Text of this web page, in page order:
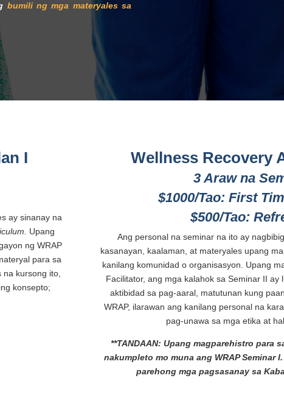
bumili ng mga materyales sa
I
ay sinanay na
Upang
ng WRAP
para sa
kursong ito,
konsepto;
Wellness Recovery
3 Araw na
$1000/Tao: First
$500/Tao:
Ang personal na seminar na ito ay
kasanayan, kaalaman, at materyales upang
kanilang komunidad o organisasyon. Upang
Facilitator, ang mga kalahok sa Seminar II ay
aktibidad sa pag-aaral, matutunan kung
WRAP, ilarawan ang kanilang personal na
pag-unawa sa mga etika at
**TANDAAN: Upang magparehistro para
nakumpleto mo muna ang WRAP Seminar
parehong mga pagsasanay sa